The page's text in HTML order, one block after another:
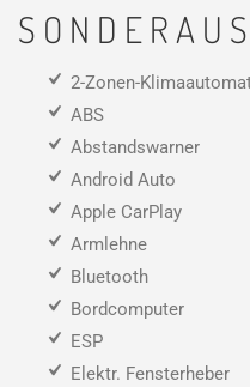
2-Zonen-
ABS
Abstandswarner
Android Auto
Apple CarPlay
Armlehne
Bluetooth
Bordcomputer
ESP
Elektr. Fensterheber